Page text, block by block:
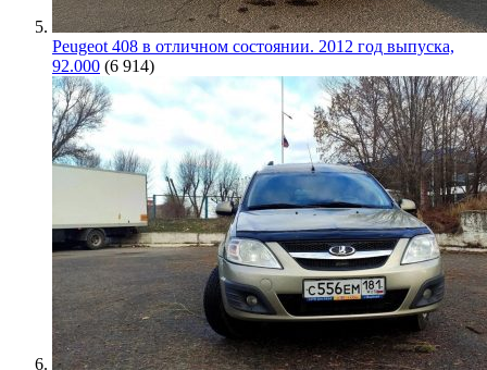
Peugeot 408 в отличном состоянии. 2012 год выпуска,
92.000 (6 914)